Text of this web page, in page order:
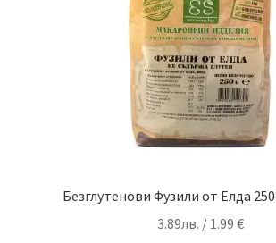
Безглутенови Фузили от Елда
3.89лв. / 1.99 €